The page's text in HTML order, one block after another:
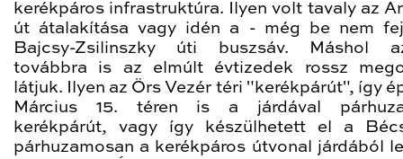
kerékpáros infrastruktúra. Ilyen volt tavaly az
út átalakítása vagy idén a - még be nem
Bajcsy-Zsilinszky úti buszsáv. Máshol
továbbra is az elmúlt évtizedek rossz
látjuk. Ilyen az Örs Vezér téri "kerékpárút", így
Március 15. téren is a járdával
kerékpárút, vagy így készülhetett el a
párhuzamosan a kerékpáros útvonal járdából